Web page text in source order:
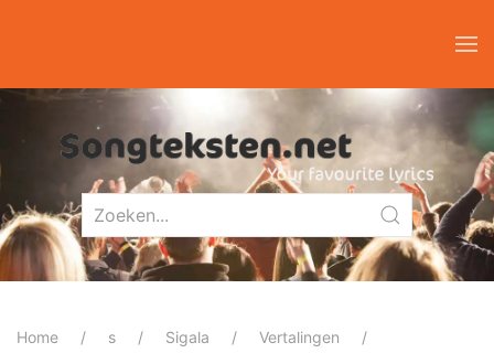
Home s Sigala Vertalingen